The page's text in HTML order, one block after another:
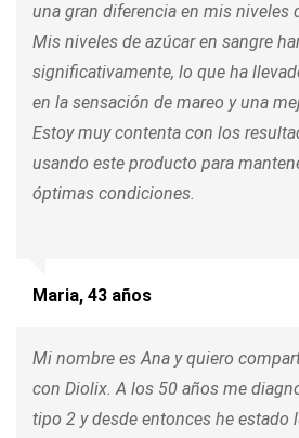
una gran diferencia en mis niveles
Mis niveles de azúcar en sangre
significativamente, lo que ha
en la sensación de mareo y una
Estoy muy contenta con los
usando este producto para
óptimas condiciones.
Maria, 43 años
Mi nombre es Ana y quiero
con Diolix. A los 50 años me
tipo 2 y desde entonces he estado